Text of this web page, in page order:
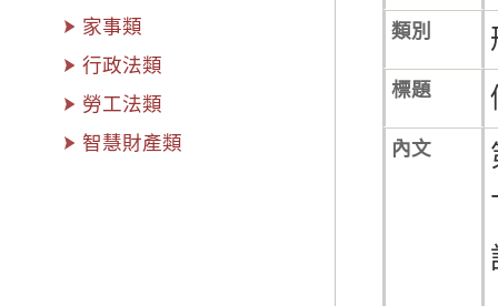
類別
標題
內文
家事類
行政法類
勞工法類
智慧財產類